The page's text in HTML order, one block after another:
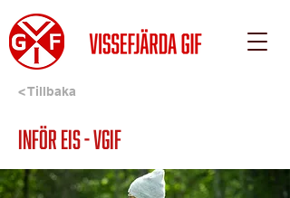
< Tillbaka
Inför EIS - VGIF